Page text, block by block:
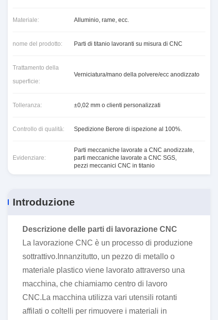
Materiale: Alluminio, rame, ecc.
nome del prodotto: Parti di titanio lavoranti su misura di CNC
Trattamento della
superficie:
Verniciatura/mano della polvere/ecc anodizzato
Tolleranza: ±0,02 mm o clienti personalizzati
Controllo di qualità: Spedizione Berore di ispezione al 100%.
Evidenziare:
Parti meccaniche lavorate a CNC anodizzate,
parti meccaniche lavorate a CNC SGS,
pezzi meccanici CNC in titanio
Introduzione
Descrizione delle parti di lavorazione CNC
La lavorazione CNC è un processo di produzione
sottrattivo.Innanzitutto, un pezzo di metallo o
materiale plastico viene lavorato attraverso una
macchina, che chiamiamo centro di lavoro
CNC.La macchina utilizza vari utensili rotanti
affilati o coltelli per rimuovere i materiali in